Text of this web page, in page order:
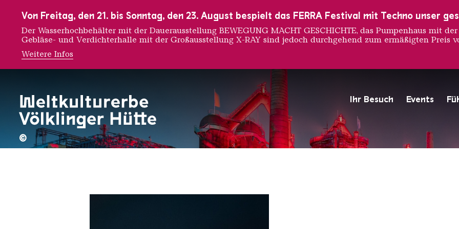
Ihr Besuch Events
Miriam
Hochofengruppe in Rot
Copyright: Weltkulturerbe
©
Von Freitag, den 21. bis Sonntag, den 23. August bespielt das FERRA Festival mit Techno unser
Der Wasserhochbehälter mit der Dauerausstellung BEWEGUNG MACHT GESCHICHTE, das Pumpenhaus mit
Gebläse- und Verdichterhalle mit der Großausstellung X-RAY sind jedoch durchgehend zum ermäßigten Preis
Weitere Infos